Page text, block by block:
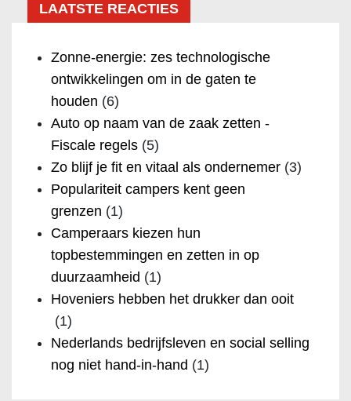
LAATSTE REACTIES
Zonne-energie: zes technologische
ontwikkelingen om in de gaten te
houden (6)
Auto op naam van de zaak zetten -
Fiscale regels (5)
Zo blijf je fit en vitaal als ondernemer (3)
Populariteit campers kent geen
grenzen (1)
Camperaars kiezen hun
topbestemmingen en zetten in op
duurzaamheid (1)
Hoveniers hebben het drukker dan ooit
(1)
Nederlands bedrijfsleven en social selling
nog niet hand-in-hand (1)